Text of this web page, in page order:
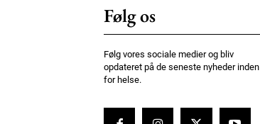
Følg os
Følg vores sociale medier og bliv
opdateret på de seneste nyheder inden
for helse.